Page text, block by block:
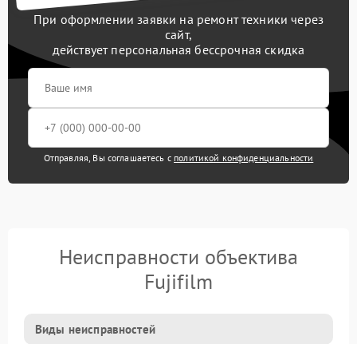
При оформлении заявки на ремонт техники через
сайт,
действует персональная бессрочная скидка
Отправляя, Вы соглашаетесь с политикой конфиденциальности
Неисправности объектива
Fujifilm
Виды неисправностей